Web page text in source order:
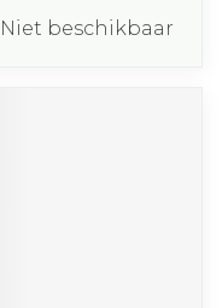
Niet beschikbaar